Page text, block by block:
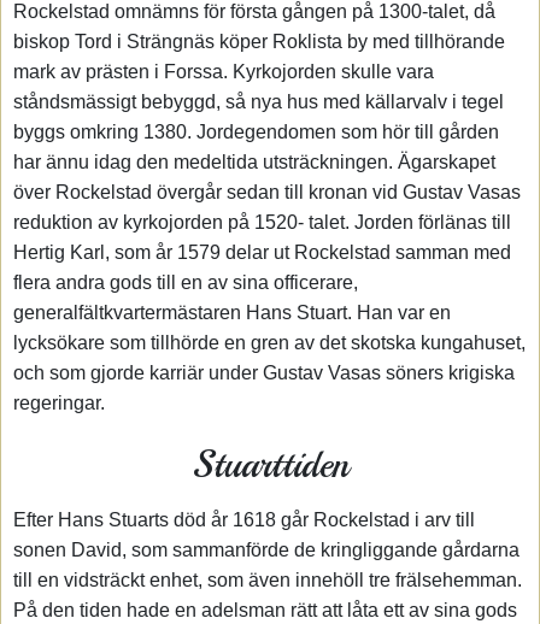
Rockelstad omnämns för första gången på 1300-talet, då
biskop Tord i Strängnäs köper Roklista by med tillhörande
mark av prästen i Forssa. Kyrkojorden skulle vara
ståndsmässigt bebyggd, så nya hus med källarvalv i tegel
byggs omkring 1380. Jordegendomen som hör till gården
har ännu idag den medeltida utsträckningen. Ägarskapet
över Rockelstad övergår sedan till kronan vid Gustav Vasas
reduktion av kyrkojorden på 1520- talet. Jorden förlänas till
Hertig Karl, som år 1579 delar ut Rockelstad samman med
flera andra gods till en av sina officerare,
generalfältkvartermästaren Hans Stuart. Han var en
lycksökare som tillhörde en gren av det skotska kungahuset,
och som gjorde karriär under Gustav Vasas söners krigiska
regeringar.
Stuarttiden
Efter Hans Stuarts död år 1618 går Rockelstad i arv till
sonen David, som sammanförde de kringliggande gårdarna
till en vidsträckt enhet, som även innehöll tre frälsehemman.
På den tiden hade en adelsman rätt att låta ett av sina gods